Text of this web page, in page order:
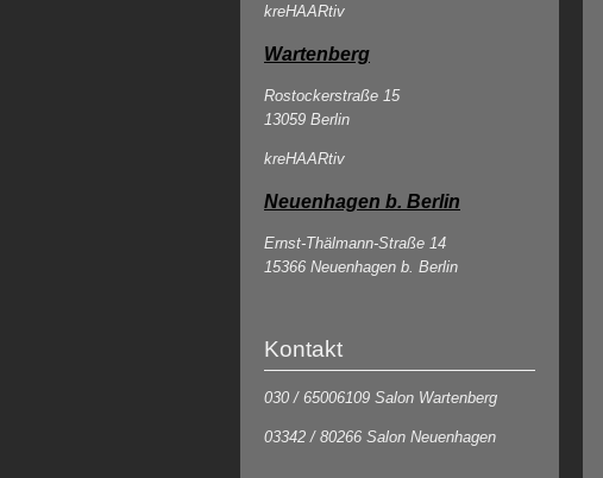
kreHAARtiv
Wartenberg
Rostockerstraße 15
13059 Berlin
kreHAARtiv
Neuenhagen b. Berlin
Ernst-Thälmann-Straße 14
15366 Neuenhagen b. Berlin
Kontakt
030 / 65006109 Salon Wartenberg
03342 / 80266 Salon Neuenhagen